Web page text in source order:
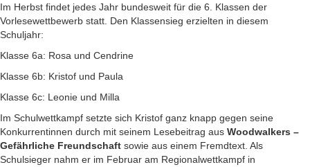
Im Herbst findet jedes Jahr bundesweit für die 6. Klassen der
Vorlesewettbewerb statt. Den Klassensieg erzielten in diesem
Schuljahr:
Klasse 6a: Rosa und Cendrine
Klasse 6b: Kristof und Paula
Klasse 6c: Leonie und Milla
Im Schulwettkampf setzte sich Kristof ganz knapp gegen seine
Konkurrentinnen durch mit seinem Lesebeitrag aus Woodwalkers –
Gefährliche Freundschaft sowie aus einem Fremdtext. Als
Schulsieger nahm er im Februar am Regionalwettkampf in